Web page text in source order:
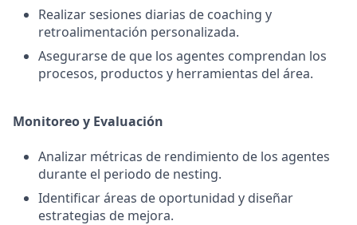
Realizar sesiones diarias de coaching y
retroalimentación personalizada.
Asegurarse de que los agentes comprendan los
procesos, productos y herramientas del área.
Monitoreo y Evaluación
Analizar métricas de rendimiento de los agentes
durante el periodo de nesting.
Identificar áreas de oportunidad y diseñar
estrategias de mejora.